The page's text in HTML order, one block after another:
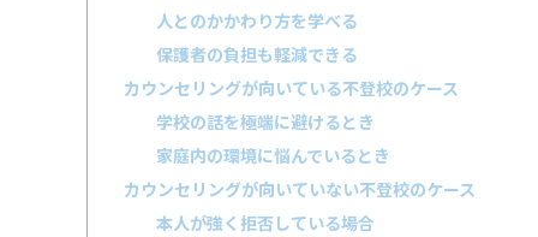
人とのかかわり方を学べる
保護者の負担も軽減できる
カウンセリングが向いている不登校のケース
学校の話を極端に避けるとき
家庭内の環境に悩んでいるとき
カウンセリングが向いていない不登校のケース
本人が強く拒否している場合